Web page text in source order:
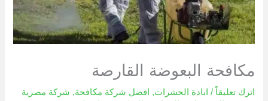
مكافحة البعوضة القارصة
اترك تعليقاً / ابادة الحشرات, افضل شركة مكافحة, شركة مصرية